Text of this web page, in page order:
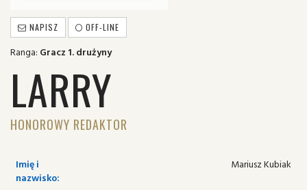
NAPISZ OFF-LINE
Ranga: Gracz 1. drużyny
LARRY
HONOROWY REDAKTOR
Imię i
nazwisko:
Mariusz Kubiak